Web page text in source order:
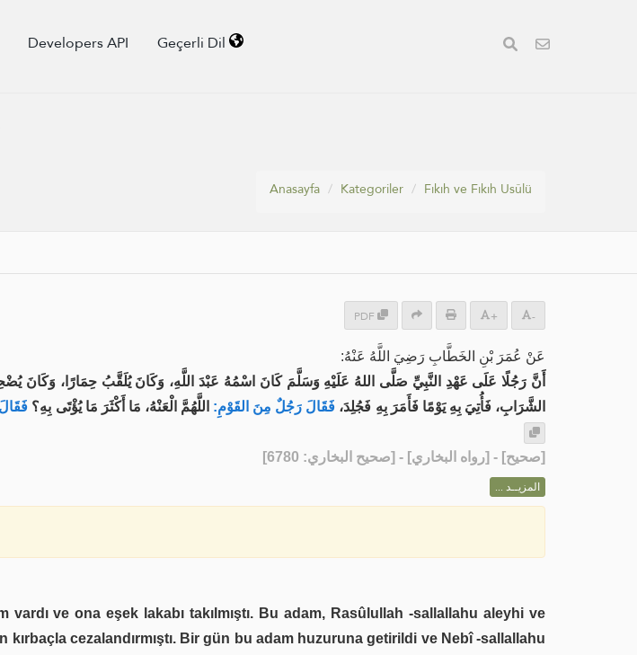
Developers API Geçerli Dil
Anasayfa Kategoriler Fıkıh ve Fıkıh Usûlü
PDF + -
عَنْ عُمَرَ بْنِ الخَطَّابِ رَضِيَ اللَّهُ عَنْهُ:
أَنَّ رَجُلًا عَلَى عَهْدِ النَّبِيِّ صَلَّى اللهُ عَلَيْهِ وَسَلَّمَ كَانَ اسْمُهُ عَبْدَ اللَّهِ، وَكَانَ يُلَقَّبُ حِمَارًا،
الشَّرَابِ، فَأُتِيَ بِهِ يَوْمًا فَأَمَرَ بِهِ فَجُلِدَ، فَقَالَ رَجُلٌ مِنَ القَوْمِ: اللَّهُمَّ الْعَنْهُ، مَا أَكْثَرَ مَا يُؤْتَى بِهِ؟
[صحيح] - [رواه البخاري] - [صحيح البخاري: 6780]
المزيــد ...
ve ona eşek lakabı takılmıştı. Bu adam, Rasûlullah -sallallahu aleyhi ve
cezalandırmıştı. Bir gün bu adam huzuruna getirildi ve Nebî -sallallahu